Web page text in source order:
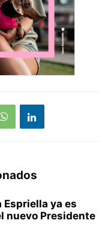
Espriella ya es
nuevo Presidente